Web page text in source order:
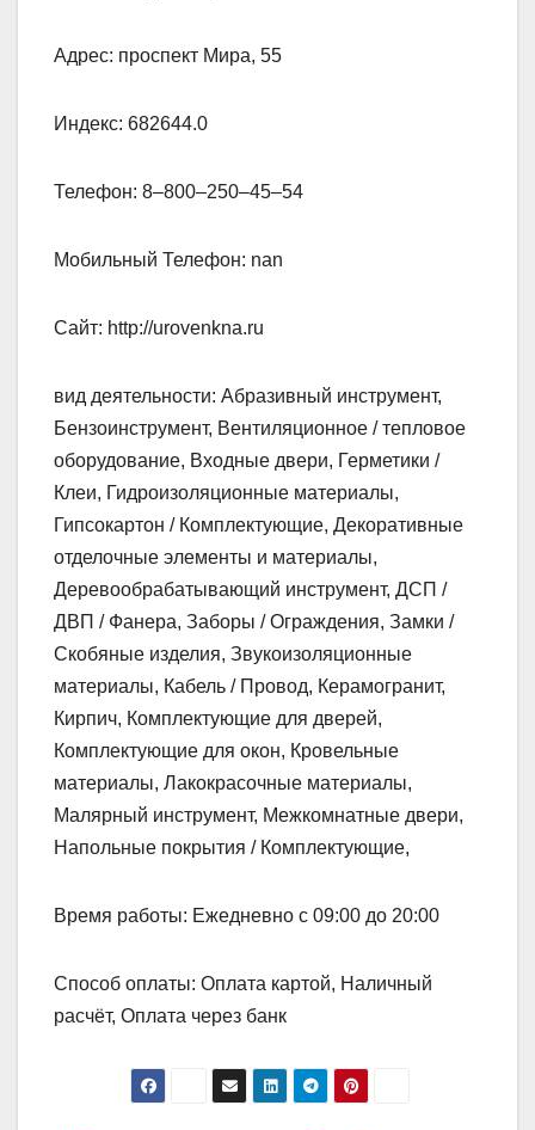
Адрес: проспект Мира, 55
Индекс: 682644.0
Телефон: 8‒800‒250‒45‒54
Мобильный Телефон: nan
Сайт: http://urovenkna.ru
вид деятельности: Абразивный инструмент,
Бензоинструмент, Вентиляционное / тепловое
оборудование, Входные двери, Герметики /
Клеи, Гидроизоляционные материалы,
Гипсокартон / Комплектующие, Декоративные
отделочные элементы и материалы,
Деревообрабатывающий инструмент, ДСП /
ДВП / Фанера, Заборы / Ограждения, Замки /
Скобяные изделия, Звукоизоляционные
материалы, Кабель / Провод, Керамогранит,
Кирпич, Комплектующие для дверей,
Комплектующие для окон, Кровельные
материалы, Лакокрасочные материалы,
Малярный инструмент, Межкомнатные двери,
Напольные покрытия / Комплектующие,
Время работы: Ежедневно с 09:00 до 20:00
Способ оплаты: Оплата картой, Наличный
расчёт, Оплата через банк